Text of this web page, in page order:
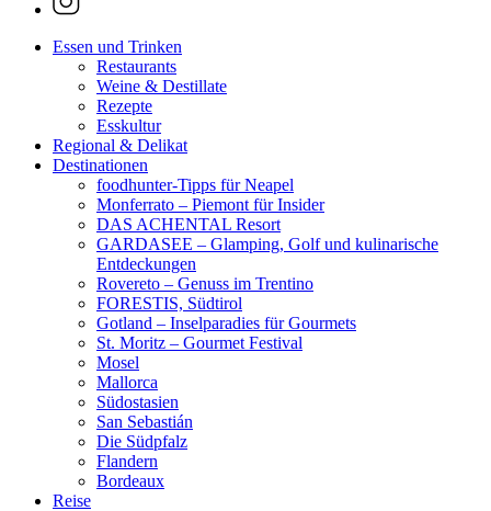
Essen und Trinken
Restaurants
Weine & Destillate
Rezepte
Esskultur
Regional & Delikat
Destinationen
foodhunter-Tipps für Neapel
Monferrato – Piemont für Insider
DAS ACHENTAL Resort
GARDASEE – Glamping, Golf und kulinarische
Entdeckungen
Rovereto – Genuss im Trentino
FORESTIS, Südtirol
Gotland – Inselparadies für Gourmets
St. Moritz – Gourmet Festival
Mosel
Mallorca
Südostasien
San Sebastián
Die Südpfalz
Flandern
Bordeaux
Reise